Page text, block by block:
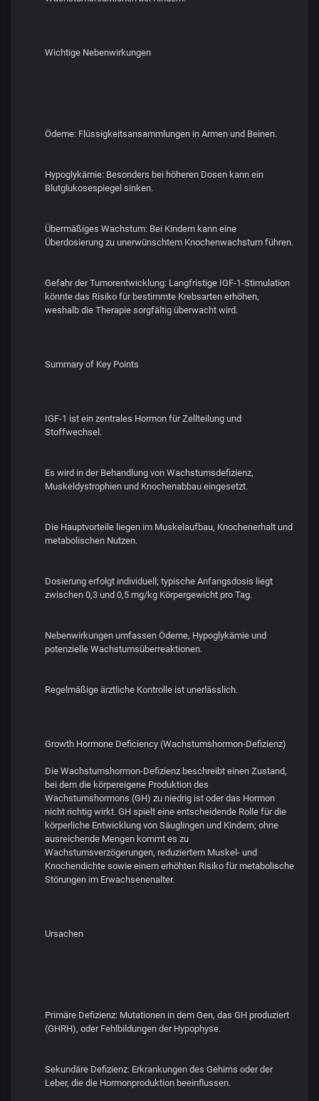
Wichtige Nebenwirkungen
Ödeme: Flüssigkeitsansammlungen in Armen und Beinen.
Hypoglykämie: Besonders bei höheren Dosen kann ein
Blutglukosespiegel sinken.
Übermäßiges Wachstum: Bei Kindern kann eine
Überdosierung zu unerwünschtem Knochenwachstum führen.
Gefahr der Tumorentwicklung: Langfristige IGF-1-Stimulation
könnte das Risiko für bestimmte Krebsarten erhöhen,
weshalb die Therapie sorgfältig überwacht wird.
Summary of Key Points
IGF-1 ist ein zentrales Hormon für Zellteilung und
Stoffwechsel.
Es wird in der Behandlung von Wachstumsdefizienz,
Muskeldystrophien und Knochenabbau eingesetzt.
Die Hauptvorteile liegen im Muskelaufbau, Knochenerhalt und
metabolischen Nutzen.
Dosierung erfolgt individuell; typische Anfangsdosis liegt
zwischen 0,3 und 0,5 mg/kg Körpergewicht pro Tag.
Nebenwirkungen umfassen Ödeme, Hypoglykämie und
potenzielle Wachstumsüberreaktionen.
Regelmäßige ärztliche Kontrolle ist unerlässlich.
Growth Hormone Deficiency (Wachstumshormon-Defizienz)
Die Wachstumshormon-Defizienz beschreibt einen Zustand,
bei dem die körpereigene Produktion des
Wachstumshormons (GH) zu niedrig ist oder das Hormon
nicht richtig wirkt. GH spielt eine entscheidende Rolle für die
körperliche Entwicklung von Säuglingen und Kindern; ohne
ausreichende Mengen kommt es zu
Wachstumsverzögerungen, reduziertem Muskel- und
Knochendichte sowie einem erhöhten Risiko für metabolische
Störungen im Erwachsenenalter.
Ursachen
Primäre Defizienz: Mutationen in dem Gen, das GH produziert
(GHRH), oder Fehlbildungen der Hypophyse.
Sekundäre Defizienz: Erkrankungen des Gehirns oder der
Leber, die die Hormonproduktion beeinflussen.